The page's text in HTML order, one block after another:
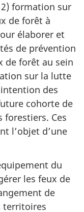
formation sur
de forêt à
élaborer et
de prévention
de forêt au sein
sur la lutte
des
cohorte de
Ces
l’objet d’une
du
les feux de
de
territoires